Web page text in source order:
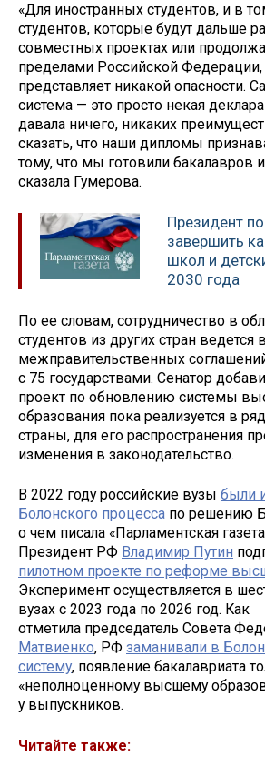
«Для иностранных студентов, и в
студентов, которые будут дальше
совместных проектах или
пределами Российской Федерации,
представляет никакой опасности.
система — это просто некая
давала ничего, никаких
сказать, что наши дипломы
тому, что мы готовили бакалавров
сказала Гумерова.
Президент
завершить
школ и
2030 года
По ее словам, сотрудничество в
студентов из других стран ведется
межправительственных
с 75 государствами. Сенатор
проект по обновлению системы
образования пока реализуется в
страны, для его распространения
изменения в законодательство.
В 2022 году российские вузы были
Болонского процесса по решению
о чем писала «Парламентская
Президент РФ Владимир Путин
пилотном проекте по реформе
Эксперимент осуществляется в
вузах с 2023 года по 2026 год. Как
отметила председатель Совета
Матвиенко, РФ заманивали в
систему, появление бакалавриата
«неполноценному высшему
у выпускников.
Читайте также: